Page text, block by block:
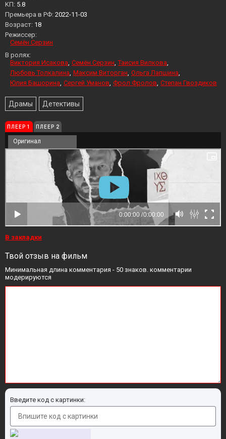
KП: 5.8
Премьера в РФ: 2022-11-03
Возраст: 18
Режиссер:
Семён Серзин
В ролях:
Виктория Исакова Семён Серзин Таисия Вилкова
Любовь Толкалина Максим Виторган Ольга Лапшина
Юлия Башорина Сергей Уманов Фрол Фролов Степан Гвоздиков
Драмы Детективы
ПЛЕЕР 1 ПЛЕЕР 2
Оригинал
В закладки
Твой отзыв на фильм
Минимальная длина комментария - 50 знаков. комментарии
модерируются
Введите код с картинки: